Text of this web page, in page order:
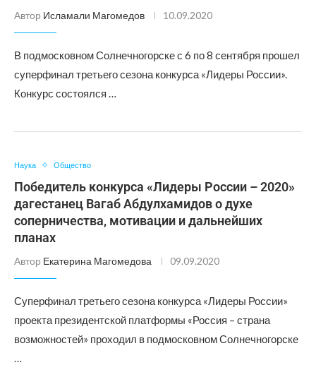
Автор Исламали Магомедов 10.09.2020
В подмосковном Солнечногорске с 6 по 8 сентября прошел
суперфинал третьего сезона конкурса «Лидеры России».
Конкурс состоялся …
Наука Общество
Победитель конкурса «Лидеры России – 2020»
дагестанец Вагаб Абдулхамидов о духе
соперничества, мотивации и дальнейших
планах
Автор Екатерина Магомедова 09.09.2020
Суперфинал третьего сезона конкурса «Лидеры России»
проекта президентской платформы «Россия – страна
возможностей» проходил в подмосковном Солнечногорске
…